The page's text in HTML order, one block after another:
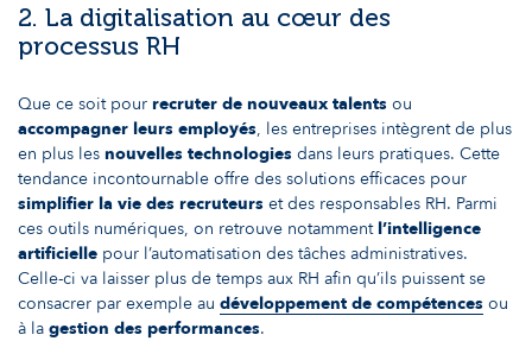
2. La digitalisation au cœur des
processus RH
Que ce soit pour recruter de nouveaux talents ou
accompagner leurs employés, les entreprises intègrent de plus
en plus les nouvelles technologies dans leurs pratiques. Cette
tendance incontournable offre des solutions efficaces pour
simplifier la vie des recruteurs et des responsables RH. Parmi
ces outils numériques, on retrouve notamment l’intelligence
artificielle pour l’automatisation des tâches administratives.
Celle-ci va laisser plus de temps aux RH afin qu’ils puissent se
consacrer par exemple au développement de compétences ou
à la gestion des performances.